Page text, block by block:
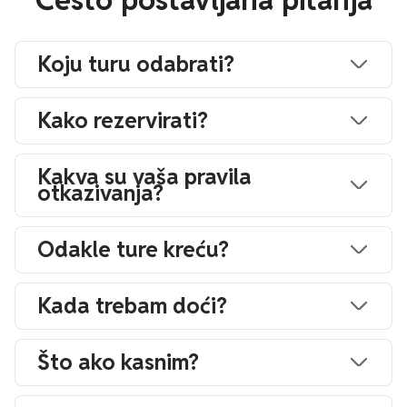
Koju turu odabrati?
Kako rezervirati?
Kakva su vaša pravila
otkazivanja?
Odakle ture kreću?
Kada trebam doći?
Što ako kasnim?